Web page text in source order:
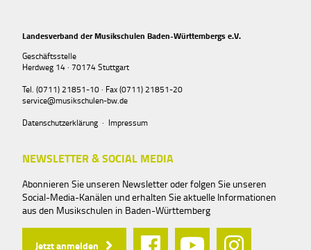
Landesverband der Musikschulen Baden-Württembergs e.V.
Geschäftsstelle
Herdweg 14 · 70174 Stuttgart
Tel. (0711) 21851-10 · Fax (0711) 21851-20
service@musikschulen-bw.de
Datenschutzerklärung · Impressum
NEWSLETTER & SOCIAL MEDIA
Abonnieren Sie unseren Newsletter oder folgen Sie unseren
Social-Media-Kanälen und erhalten Sie aktuelle Informationen
aus den Musikschulen in Baden-Württemberg
Jetzt anmelden